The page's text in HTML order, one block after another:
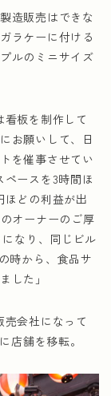
造販売はできな
ラケーに付ける
ルのミニサイズ
看板を制作して
お願いして、日
を催事させてい
ースを3時間ほ
ほどの利益が出
オーナーのご厚
なり、同じビル
時から、食品サ
した」
会社になって
店舗を移転。